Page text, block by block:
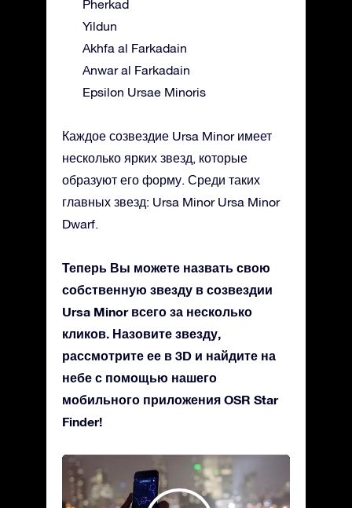
Pherkad
Yildun
Akhfa al Farkadain
Anwar al Farkadain
Epsilon Ursae Minoris
Каждое созвездие Ursa Minor имеет
несколько ярких звезд, которые
образуют его форму. Среди таких
главных звезд: Ursa Minor Ursa Minor
Dwarf.
Теперь Вы можете назвать свою
собственную звезду в созвездии
Ursa Minor всего за несколько
кликов. Назовите звезду,
рассмотрите ее в 3D и найдите на
небе с помощью нашего
мобильного приложения OSR Star
Finder!